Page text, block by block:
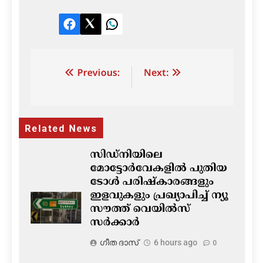
Facebook
TwitterLinkedIn
Post Previous: Next:
Related News
സിഡ്നിയിലെ
മോട്ടോർവേകളിൽ പുതിയ
ടോൾ പരിഷ്‌കാരങ്ങളും
ഇളവുകളും പ്രഖ്യാപിച്ച് ന്യൂ
സൗത്ത് വെയിൽസ്
സർക്കാർ
ഗീത ദാസ്‌ 6 hours ago 0